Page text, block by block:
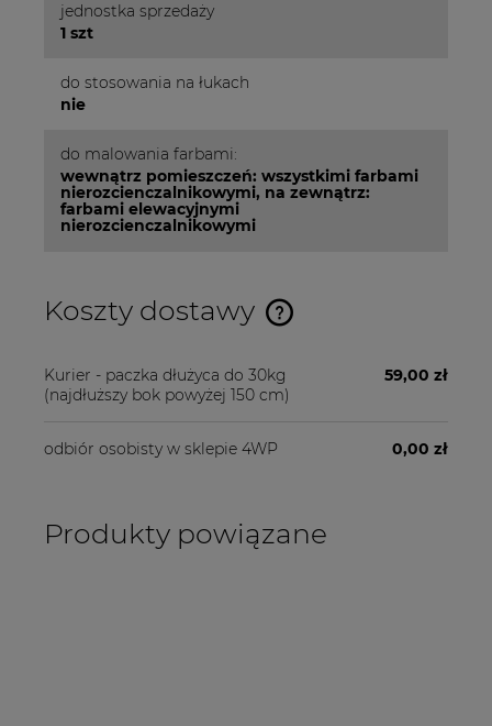
jednostka sprzedaży
1 szt
do stosowania na łukach
nie
do malowania farbami:
wewnątrz pomieszczeń: wszystkimi farbami
nierozcienczalnikowymi, na zewnątrz:
farbami elewacyjnymi
nierozcienczalnikowymi
Koszty dostawy
Cena nie zawiera ewentualnych kosztów płatności
Kurier - paczka dłużyca do 30kg
(najdłuższy bok powyżej 150 cm)
59,00 zł
odbiór osobisty w sklepie 4WP 0,00 zł
Produkty powiązane